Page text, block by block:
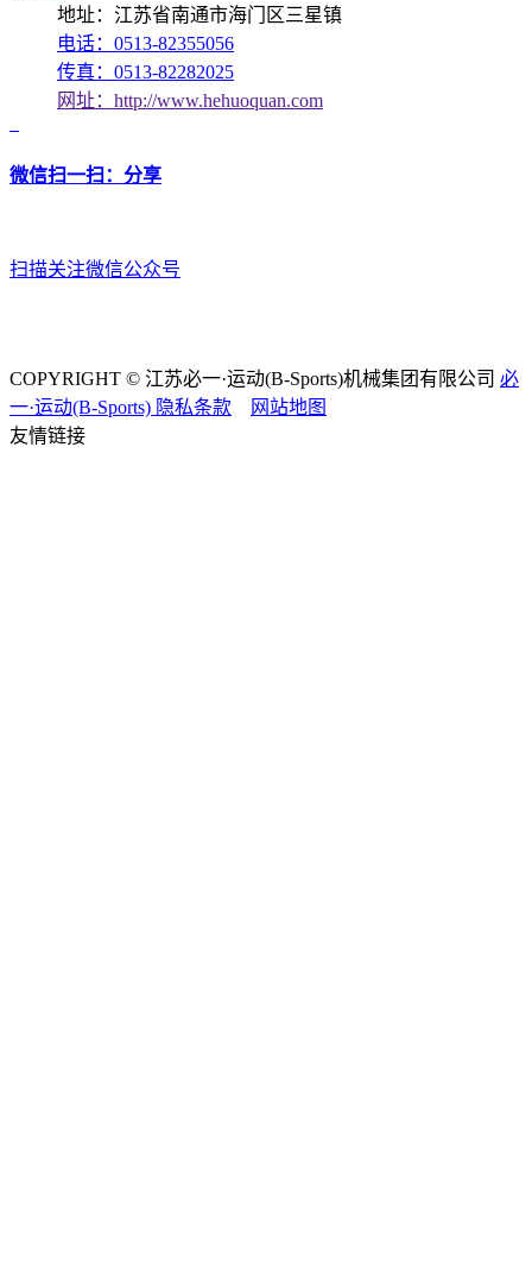
地址：江苏省南通市海门区三星镇
电话：0513-82355056
传真：0513-82282025
网址：http://www.hehuoquan.com
微信扫一扫：分享
扫描关注微信公众号
COPYRIGHT © 江苏必一·运动(B-Sports)机械集团有限公司 必
一·运动(B-Sports) 隐私条款
网站地图
友情链接